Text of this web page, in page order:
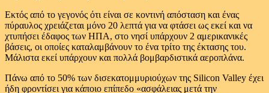
Εκτός από το γεγονός ότι είναι σε κοντινή απόσταση και ένας
πύραυλος χρειάζεται μόνο 20 λεπτά για να φτάσει ως εκεί και να
χτυπήσει έδαφος των ΗΠΑ, στο νησί υπάρχουν 2 αμερικανικές
βάσεις, οι οποίες καταλαμβάνουν το ένα τρίτο της έκτασης του.
Μάλιστα εκεί υπάρχουν και πολλά βομβαρδιστικά αεροπλάνα.
Πάνω από το 50% των δισεκατομμυριούχων της Silicon Valley έχει
ήδη φροντίσει για κάποιο επίπεδο «ασφάλειας μετά την